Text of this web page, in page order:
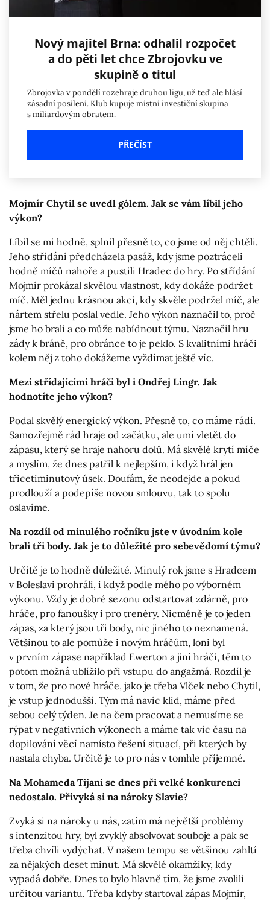
Nový majitel Brna: odhalil rozpočet
a do pěti let chce Zbrojovku ve
skupině o titul
Zbrojovka v pondělí rozehraje druhou ligu, už teď ale hlásí
zásadní posílení. Klub kupuje místní investiční skupina
s miliardovým obratem.
PŘEČÍST
Mojmír Chytil se uvedl gólem. Jak se vám líbil jeho
výkon?
Líbil se mi hodně, splnil přesně to, co jsme od něj chtěli.
Jeho střídání předcházela pasáž, kdy jsme poztráceli
hodně míčů nahoře a pustili Hradec do hry. Po střídání
Mojmír prokázal skvělou vlastnost, kdy dokáže podržet
míč. Měl jednu krásnou akci, kdy skvěle podržel míč, ale
nártem střelu poslal vedle. Jeho výkon naznačil to, proč
jsme ho brali a co může nabídnout týmu. Naznačil hru
zády k bráně, pro obránce to je peklo. S kvalitními hráči
kolem něj z toho dokážeme vyždímat ještě víc.
Mezi střídajícími hráči byl i Ondřej Lingr. Jak
hodnotíte jeho výkon?
Podal skvělý energický výkon. Přesně to, co máme rádi.
Samozřejmě rád hraje od začátku, ale umí vletět do
zápasu, který se hraje nahoru dolů. Má skvělé krytí míče
a myslím, že dnes patřil k nejlepším, i když hrál jen
třicetiminutový úsek. Doufám, že neodejde a pokud
prodlouží a podepíše novou smlouvu, tak to spolu
oslavíme.
Na rozdíl od minulého ročníku jste v úvodním kole
brali tři body. Jak je to důležité pro sebevědomí týmu?
Určitě je to hodně důležité. Minulý rok jsme s Hradcem
v Boleslavi prohráli, i když podle mého po výborném
výkonu. Vždy je dobré sezonu odstartovat zdárně, pro
hráče, pro fanoušky i pro trenéry. Nicméně je to jeden
zápas, za který jsou tři body, nic jiného to neznamená.
Většinou to ale pomůže i novým hráčům, loni byl
v prvním zápase například Ewerton a jiní hráči, těm to
potom možná ublížilo při vstupu do angažmá. Rozdíl je
v tom, že pro nové hráče, jako je třeba Vlček nebo Chytil,
je vstup jednodušší. Tým má navíc klid, máme před
sebou celý týden. Je na čem pracovat a nemusíme se
rýpat v negativních výkonech a máme tak víc času na
dopilování věcí namísto řešení situací, při kterých by
nastala chyba. Určitě je to pro nás v tomhle příjemné.
Na Mohameda Tijani se dnes při velké konkurenci
nedostalo. Přivyká si na nároky Slavie?
Zvyká si na nároky u nás, zatím má největší problémy
s intenzitou hry, byl zvyklý absolvovat souboje a pak se
třeba chvíli vydýchat. V našem tempu se většinou zahltí
za nějakých deset minut. Má skvělé okamžiky, kdy
vypadá dobře. Dnes to bylo hlavně tím, že jsme zvolili
určitou variantu. Třeba kdyby startoval zápas Mojmír,